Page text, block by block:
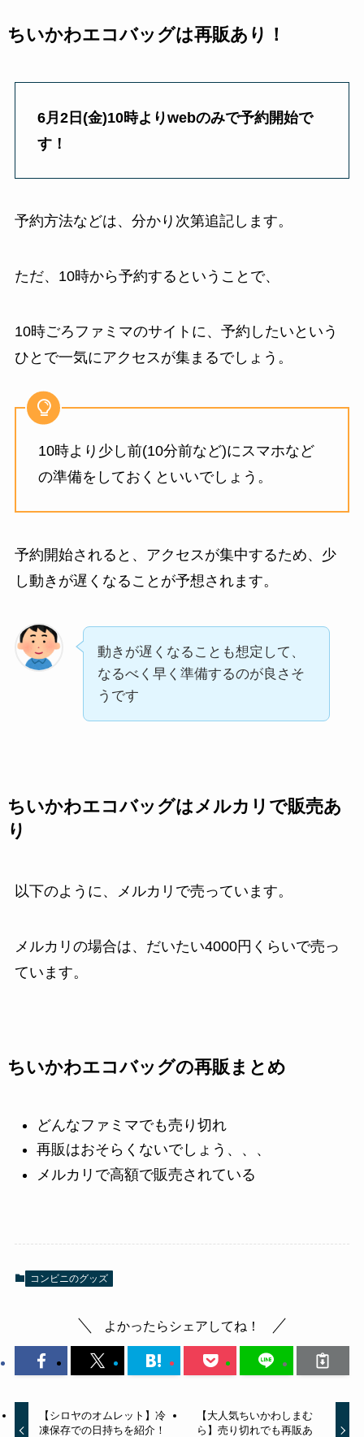
ちいかわエコバッグは再販あり！
6月2日(金)10時よりwebのみで予約開始で
す！
予約方法などは、分かり次第追記します。
ただ、10時から予約するということで、
10時ごろファミマのサイトに、予約したいという
ひとで一気にアクセスが集まるでしょう。
10時より少し前(10分前など)にスマホなど
の準備をしておくといいでしょう。
予約開始されると、アクセスが集中するため、少
し動きが遅くなることが予想されます。
動きが遅くなることも想定して、
なるべく早く準備するのが良さそ
うです
ちいかわエコバッグはメルカリで販売あ
り
以下のように、メルカリで売っています。
メルカリの場合は、だいたい4000円くらいで売っ
ています。
ちいかわエコバッグの再販まとめ
どんなファミマでも売り切れ
再販はおそらくないでしょう、、、
メルカリで高額で販売されている
コンビニのグッズ
よかったらシェアしてね！
【シロヤのオムレット】冷
凍保存での日持ちを紹介！
【大人気ちいかわしまむ
ら】売り切れでも再販あ